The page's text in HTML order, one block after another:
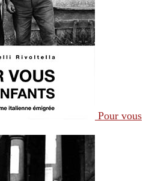
Pour vous